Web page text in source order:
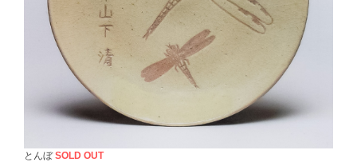
とんぼSOLD OUT